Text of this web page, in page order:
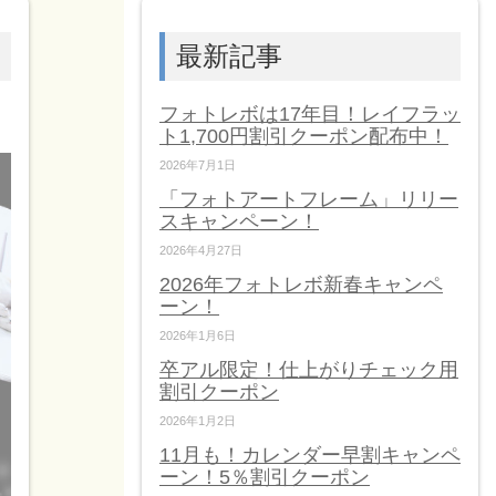
最新記事
フォトレボは17年目！レイフラッ
ト1,700円割引クーポン配布中！
2026年7月1日
「フォトアートフレーム」リリー
スキャンペーン！
2026年4月27日
2026年フォトレボ新春キャンペ
ーン！
2026年1月6日
卒アル限定！仕上がりチェック用
割引クーポン
2026年1月2日
11月も！カレンダー早割キャンペ
ーン！5％割引クーポン